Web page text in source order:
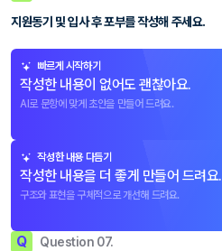
지원동기 및 입사 후 포부를 작성해 주세요.
빠르게 시작하기
작성한 내용이 없어도 괜찮아요.
AI로 문항에 맞게 초안을 만들어 드려요.
작성한 내용 다듬기
작성한 내용을 더 좋게 만들어 드려요.
구조와 표현을 구체적으로 개선해 드려요.
Q Question 07.